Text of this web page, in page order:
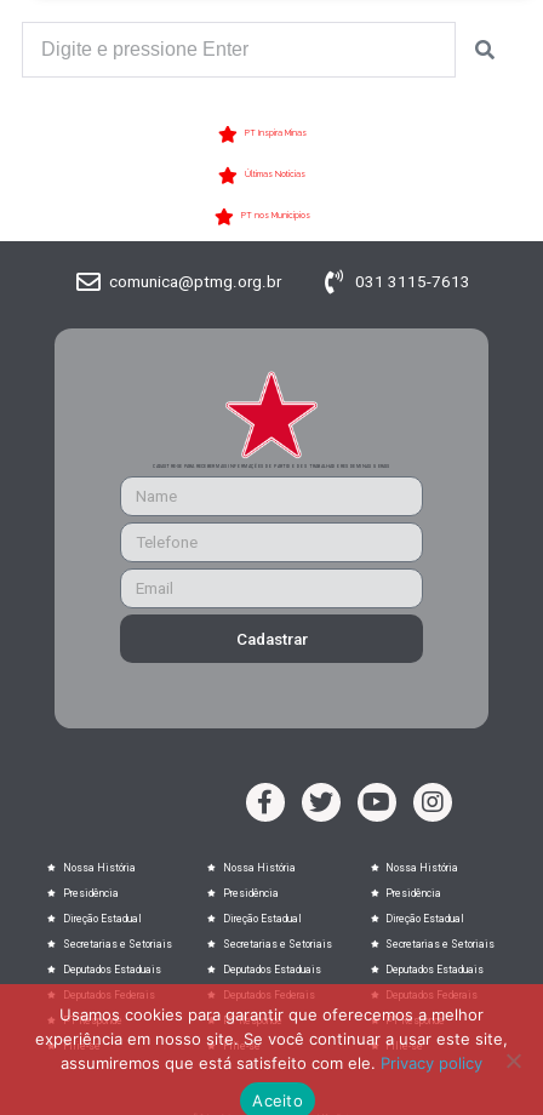
PT Inspira Minas
Últimas Notícias
PT nos Municípios
comunica@ptmg.org.br 031 3115-7613
CADASTRE-SE PARA RECEBER MAIS INFORMAÇÕES DO PARTIDO DOS TRABALHADORES DE MINAS GERAIS
Cadastrar
Nossa História
Presidência
Direção Estadual
Secretarias e Setoriais
Deputados Estaduais
Deputados Federais
PT Responde
Filie-se
Nossa História
Presidência
Direção Estadual
Secretarias e Setoriais
Deputados Estaduais
Deputados Federais
PT Responde
Filie-se
Nossa História
Presidência
Direção Estadual
Secretarias e Setoriais
Deputados Estaduais
Deputados Federais
PT Responde
Filie-se
Usamos cookies para garantir que oferecemos a melhor
experiência em nosso site. Se você continuar a usar este site,
assumiremos que está satisfeito com ele. Privacy policy
Aceito